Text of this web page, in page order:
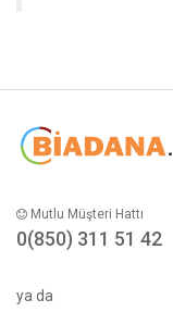
Mutlu Müşteri Hattı
0(850) 311 51 42
ya da